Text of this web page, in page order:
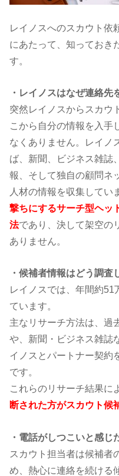
レイノスへのスカウト依
にあたって、知っておき
す。
・レイノスはなぜ連絡先
突然レイノスからスカウ
こから自分の情報を入手
なくありません。レイノ
ば、新聞、ビジネス雑誌
報、そして独自の顧問ネ
人材の情報を収集してい
撃ちにするサーチ型ヘッ
法であり、決して架空の
ありません。
・候補者情報はどう調査
レイノスでは、年間約51
ています。
主なリサーチ方法は、過
や、新聞・ビジネス雑誌
イノスとパートナー契約
です。
これらのリサーチ結果に
断された方がスカウト候
・電話がしつこいと感じ
スカウト担当者は候補者
め、熱心に連絡を続ける